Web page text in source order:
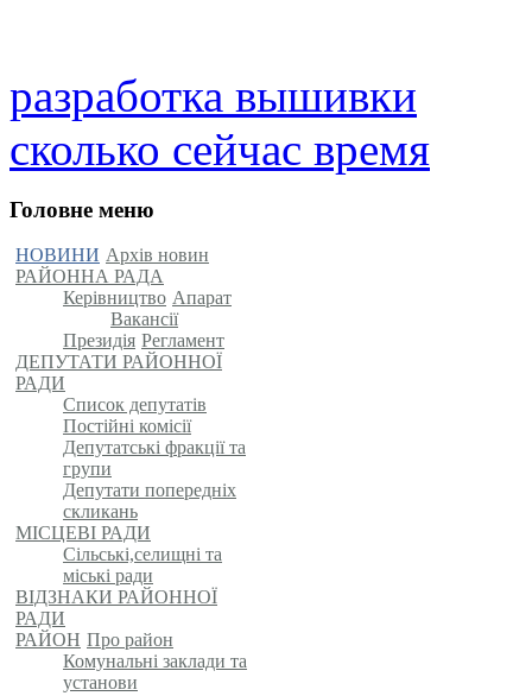
разработка вышивки
сколько сейчас время
Головне меню
НОВИНИ Архів новин
РАЙОННА РАДА
Керівництво Апарат
Вакансії
Президія Регламент
ДЕПУТАТИ РАЙОННОЇ
РАДИ
Список депутатів
Постійні комісії
Депутатські фракції та
групи
Депутати попередніх
скликань
МІСЦЕВІ РАДИ
Сільські,селищні та
міські ради
ВІДЗНАКИ РАЙОННОЇ
РАДИ
РАЙОН Про район
Комунальні заклади та
установи